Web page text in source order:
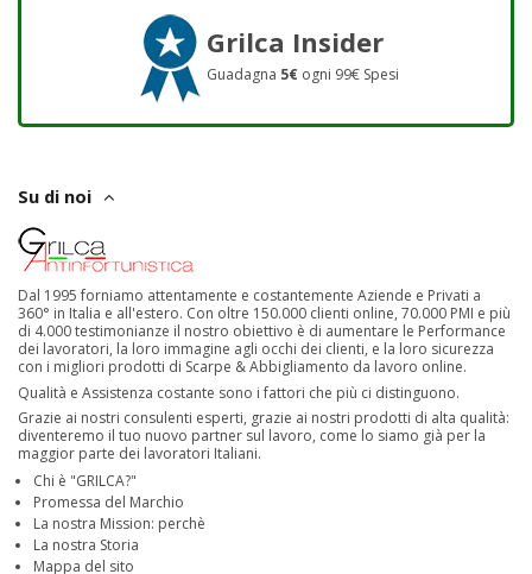
Grilca Insider
Guadagna 5€ ogni 99€ Spesi
Su di noi
Dal 1995 forniamo attentamente e costantemente Aziende e Privati a
360° in Italia e all'estero. Con oltre 150.000 clienti online, 70.000 PMI e più
di 4.000 testimonianze il nostro obiettivo è di aumentare le Performance
dei lavoratori, la loro immagine agli occhi dei clienti, e la loro sicurezza
con i migliori prodotti di Scarpe & Abbigliamento da lavoro online.
Qualità e Assistenza costante sono i fattori che più ci distinguono.
Grazie ai nostri consulenti esperti, grazie ai nostri prodotti di alta qualità:
diventeremo il tuo nuovo partner sul lavoro, come lo siamo già per la
maggior parte dei lavoratori Italiani.
Chi è "GRILCA?"
Promessa del Marchio
La nostra Mission: perchè
La nostra Storia
Mappa del sito